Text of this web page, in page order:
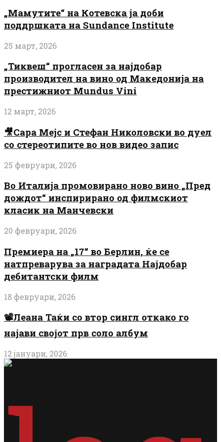
„Мамутите“ на Котевска ја доби
поддршката на Sundance Institute
25 март, 2026
„Тиквеш“ прогласен за најдобар
производител на вино од Македонија на
престижниот Mundus Vini
12 март, 2026
🎥Сара Мејс и Стефан Николовски во дуел
со стереотипите во нов видео запис
25 февруари, 2026
Во Италија промовирано ново вино „Пред
дождот“ инспирирано од филмскиот
класик на Манчевски
20 февруари, 2026
Премиера на „17“ во Берлин, ќе се
натпреварува за наградата Најдобар
дебитантски филм
18 февруари, 2026
📽️Леана Таќи со втор сингл откако го
најави својот прв соло албум
12 јануари, 2026